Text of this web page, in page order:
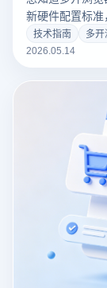
新硬件配置标
的资源消耗。
开浏览器并实现
技术指南 多
2026.05.14